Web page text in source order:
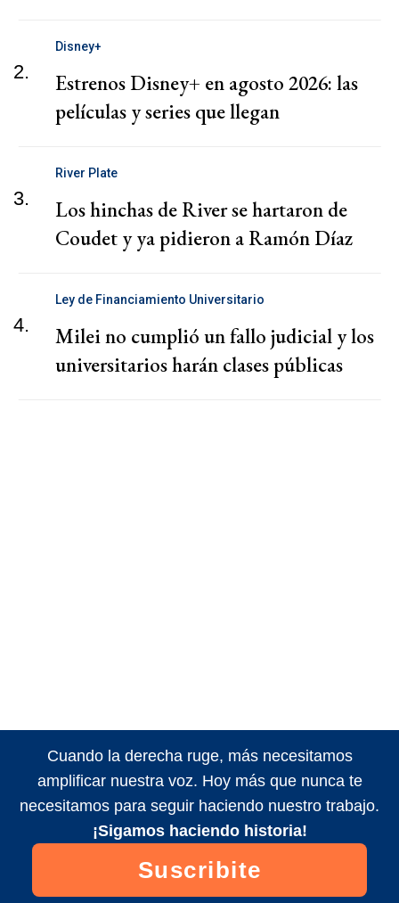
2.
Disney+
Estrenos Disney+ en agosto 2026: las
películas y series que llegan
3.
River Plate
Los hinchas de River se hartaron de
Coudet y ya pidieron a Ramón Díaz
4.
Ley de Financiamiento Universitario
Milei no cumplió un fallo judicial y los
universitarios harán clases públicas
Cuando la derecha ruge, más necesitamos
amplificar nuestra voz. Hoy más que nunca te
necesitamos para seguir haciendo nuestro trabajo.
¡Sigamos haciendo historia!
Suscribite